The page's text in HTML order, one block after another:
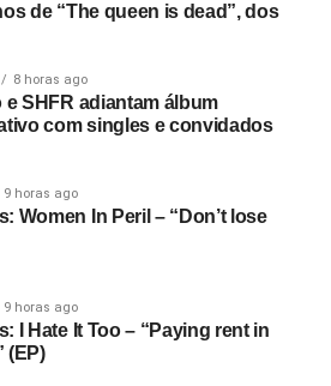
de “The queen is dead”, dos
8 horas ago
e SHFR adiantam álbum
com singles e convidados
9 horas ago
Women In Peril – “Don’t lose
9 horas ago
I Hate It Too – “Paying rent in
(EP)